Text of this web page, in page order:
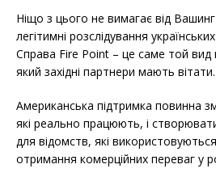
Ніщо з цього не вимагає від
легітимні розслідування
Справа Fire Point – це саме той вид
який західні партнери мають вітати.
Американська підтримка повинна
які реально працюють, і
для відомств, які
отримання комерційних переваг у